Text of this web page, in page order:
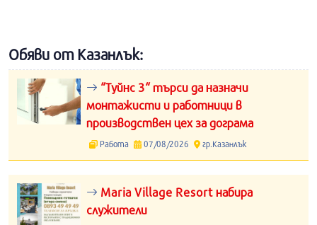
Обяви от Казанлък:
“Туйнс 3“ търси да назначи
монтажисти и работници в
производствен цех за дограма
Работа 07/08/2026 гр.Казанлък
Maria Village Resort набира
служители